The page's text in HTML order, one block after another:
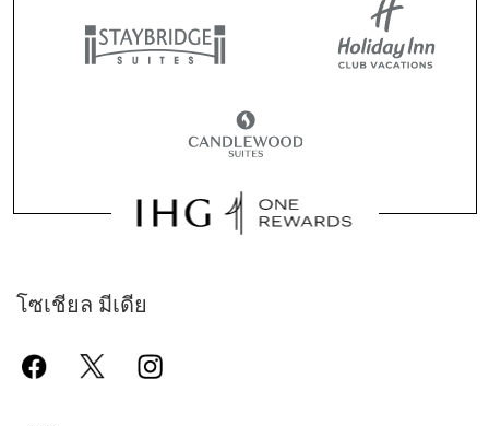
โซเชียล มีเดีย